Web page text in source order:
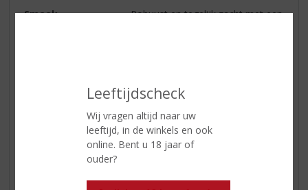
Leeftijdscheck
Wij vragen altijd naar uw
leeftijd, in de winkels en ook
online. Bent u 18 jaar of
ouder?
Smaak
Robuust en tegelijk zacht met een
Reviews
Schrijf een review